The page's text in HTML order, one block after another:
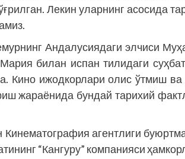
Лекин уларнинг асосида
Андалусиядаги элчиси
билан испан тилидаги
Кино ижодкорлари олис ўтмиш ва
жараёнида бундай тарихий
Кинематография агентлиги
“Кангуру” компанияси